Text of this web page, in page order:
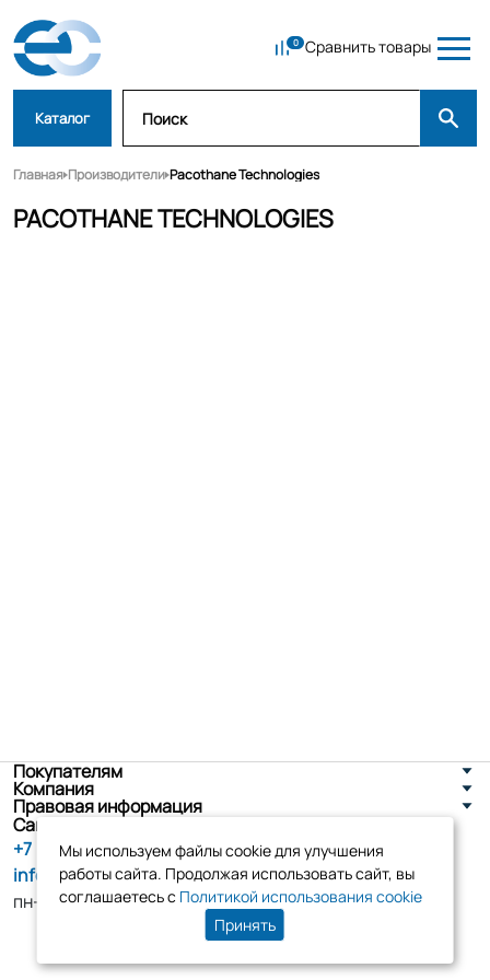
Сравнить товары
Каталог
Главная Производители Pacothane Technologies
PACOTHANE TECHNOLOGIES
Покупателям
Компания
Правовая информация
Санкт-Петербург, ул. Новоселов д. 8
+7 (800) 555-86-90
info@tk-elko.ru
пн-пт, 10:00 - 18:00
Мы используем файлы cookie для улучшения
работы сайта. Продолжая использовать сайт, вы
соглашаетесь с Политикой использования cookie
Принять